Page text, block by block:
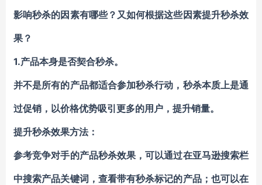
影响秒杀的因素有哪些？又如何根据这些因素提升秒杀效
果？
1.产品本身是否契合秒杀。
并不是所有的产品都适合参加秒杀行动，秒杀本质上是通
过促销，以价格优势吸引更多的用户，提升销量。
提升秒杀效果方法：
参考竞争对手的产品秒杀效果，可以通过在亚马逊搜索栏
中搜索产品关键词，查看带有秒杀标记的产品；也可以在